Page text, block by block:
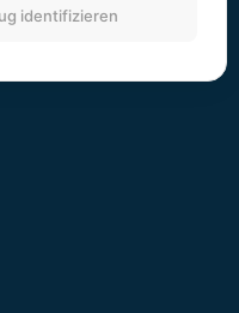
identifizieren